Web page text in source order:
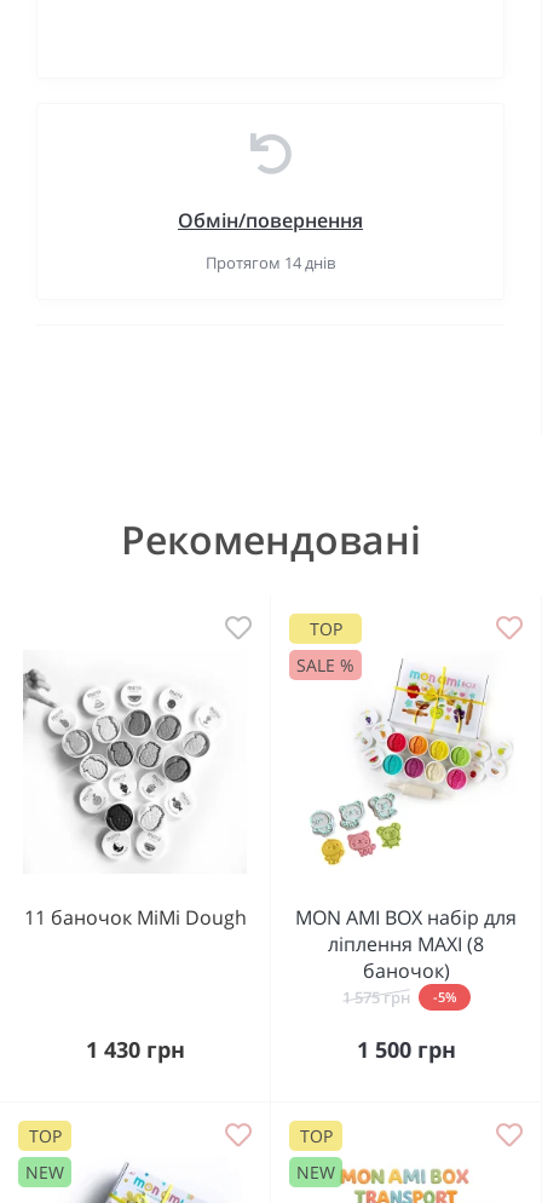
Обмін/повернення
Протягом 14 днів
Рекомендовані
11 баночок MiMi Dough
1 430 грн
TOP
SALE %
MON AMI BOX набір для
ліплення MAXI (8
баночок)
1 575 грн -5%
1 500 грн
TOP
NEW
TOP
NEW